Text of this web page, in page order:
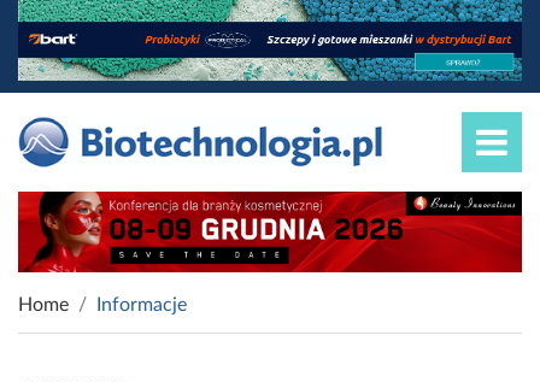
Home Informacje